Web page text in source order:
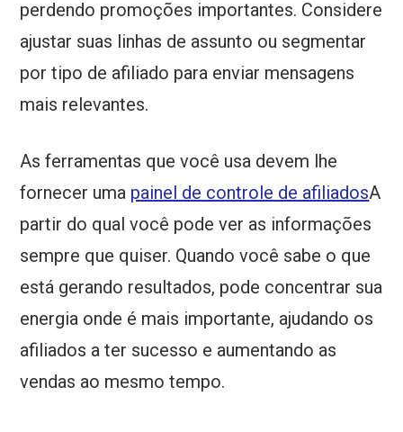
perdendo promoções importantes. Considere
ajustar suas linhas de assunto ou segmentar
por tipo de afiliado para enviar mensagens
mais relevantes.
As ferramentas que você usa devem lhe
fornecer uma painel de controle de afiliadosA
partir do qual você pode ver as informações
sempre que quiser. Quando você sabe o que
está gerando resultados, pode concentrar sua
energia onde é mais importante, ajudando os
afiliados a ter sucesso e aumentando as
vendas ao mesmo tempo.